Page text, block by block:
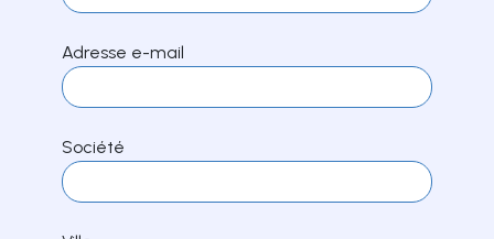
Adresse e-mail
Société